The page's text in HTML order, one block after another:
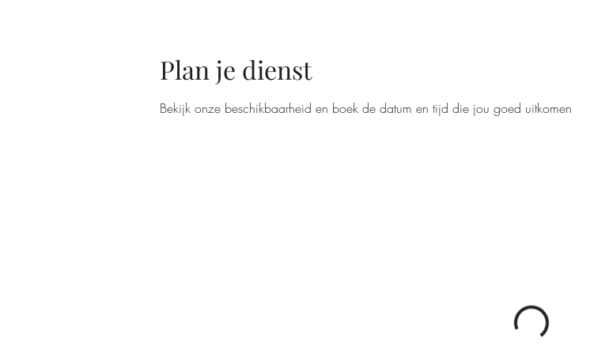
Plan je dienst
Bekijk onze beschikbaarheid en boek de datum en tijd die jou goed uitkomen